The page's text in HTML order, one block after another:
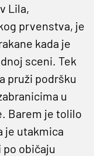
Lila,
prvenstva, je
kada je
sceni. Tek
pruži podršku
u
Barem je tolilo
je utakmica
po običaju